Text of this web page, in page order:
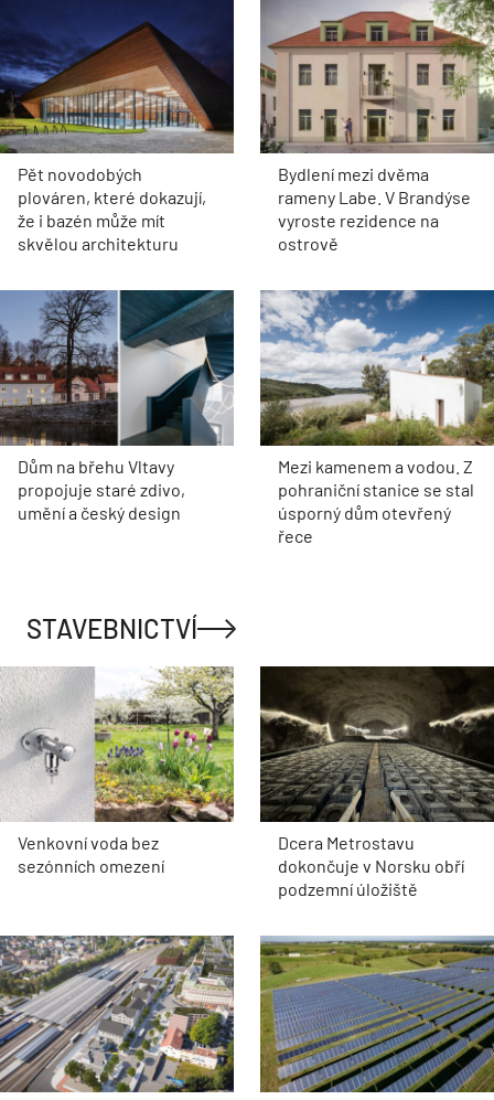
Pět novodobých
plováren, které dokazují,
že i bazén může mít
skvělou architekturu
Bydlení mezi dvěma
rameny Labe. V Brandýse
vyroste rezidence na
ostrově
Dům na břehu Vltavy
propojuje staré zdivo,
umění a český design
Mezi kamenem a vodou. Z
pohraniční stanice se stal
úsporný dům otevřený
řece
STAVEBNICTVÍ
Venkovní voda bez
sezónních omezení
Dcera Metrostavu
dokončuje v Norsku obří
podzemní úložiště